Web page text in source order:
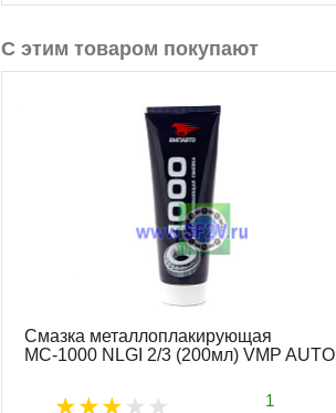
С этим товаром покупают
Смазка металлоплакирующая
МС-1000 NLGI 2/3 (200мл) VMP AUTO
1